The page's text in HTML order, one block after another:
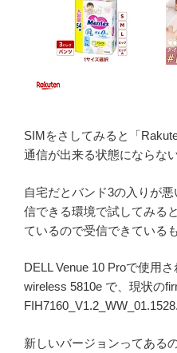
SIMをさしてみると「
通信が出来る状態にならない
自宅だとバンド3の入りが
信できる環境で試してみる
ているので受信できている
DELL Venue 10 Proで使用
wireless 5810e で、現状の
新しいバージョンってある